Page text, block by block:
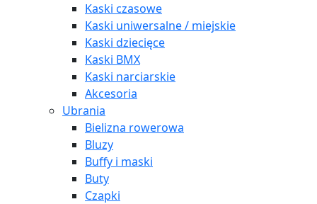
Kaski czasowe
Kaski uniwersalne / miejskie
Kaski dziecięce
Kaski BMX
Kaski narciarskie
Akcesoria
Ubrania
Bielizna rowerowa
Bluzy
Buffy i maski
Buty
Czapki